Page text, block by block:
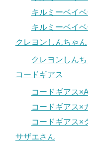
キルミーベイ
キルミーベイ
クレヨンしんちゃん
クレヨンしん
コードギアス
コードギアス
コードギアス×
コードギアス×
サザエさん